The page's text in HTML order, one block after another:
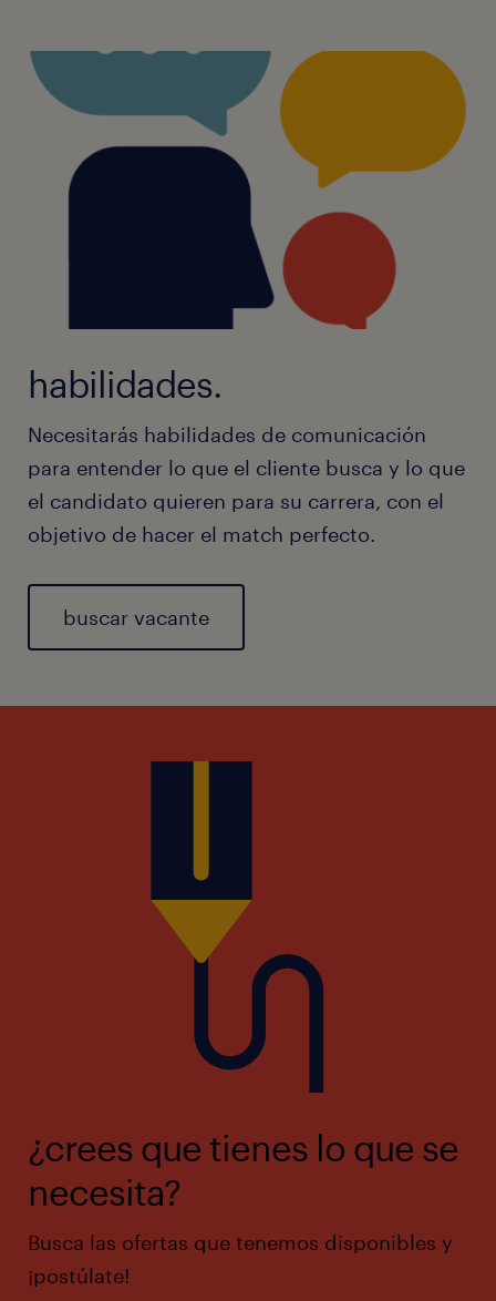
habilidades.
Necesitarás habilidades de comunicación
para entender lo que el cliente busca y lo que
el candidato quieren para su carrera, con el
objetivo de hacer el match perfecto.
buscar vacante
¿crees que tienes lo que se
necesita?
Busca las ofertas que tenemos disponibles y
¡postúlate!